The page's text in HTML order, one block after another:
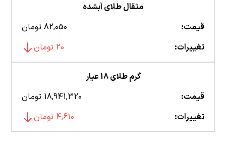
مثقال طلای آبشده
قیمت:
82,050 تومان
تغییرات:
20 تومان
گرم طلای 18 عیار
قیمت:
18,941,320 تومان
تغییرات:
4,610 تومان